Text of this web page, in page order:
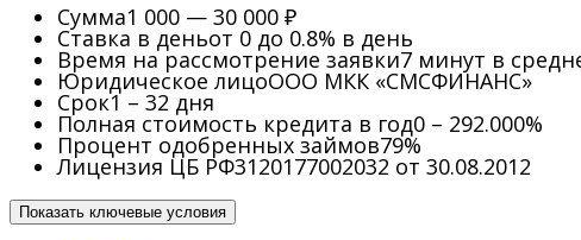
Сумма1 000 — 30 000 ₽
Ставка в деньот 0 до 0.8% в день
Время на рассмотрение заявки7 минут в
Юридическое лицоООО МКК «СМСФИНАНС»
Срок1 – 32 дня
Полная стоимость кредита в год0 – 292.000%
Процент одобренных займов79%
Лицензия ЦБ РФ3120177002032 от 30.08.2012
Показать ключевые условия